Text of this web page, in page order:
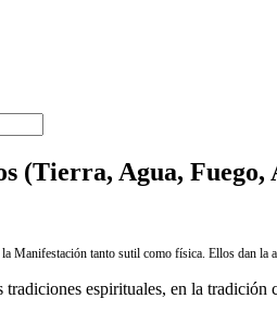
(Tierra, Agua,
Manifestación tanto sutil como física. Ellos dan
tradiciones espirituales, en la